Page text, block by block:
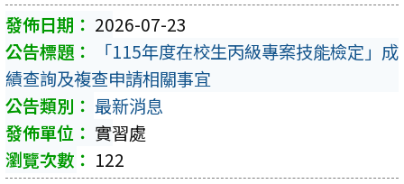
2026-07-23
「115年度在校生丙級專案技能檢定」成
績查詢及複查申請相關事宜
最新消息
實習處
122